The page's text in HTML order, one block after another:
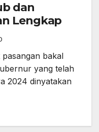
dan
Lengkap
pasangan bakal
yang telah
2024 dinyatakan